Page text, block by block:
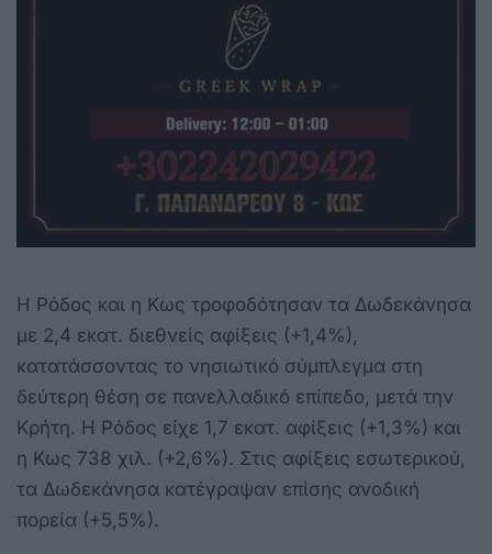
Η Ρόδος και η Κως τροφοδότησαν τα Δωδεκάνησα
με 2,4 εκατ. διεθνείς αφίξεις (+1,4%),
κατατάσσοντας το νησιωτικό σύμπλεγμα στη
δεύτερη θέση σε πανελλαδικό επίπεδο, μετά την
Κρήτη. Η Ρόδος είχε 1,7 εκατ. αφίξεις (+1,3%) και
η Κως 738 χιλ. (+2,6%). Στις αφίξεις εσωτερικού,
τα Δωδεκάνησα κατέγραψαν επίσης ανοδική
πορεία (+5,5%).